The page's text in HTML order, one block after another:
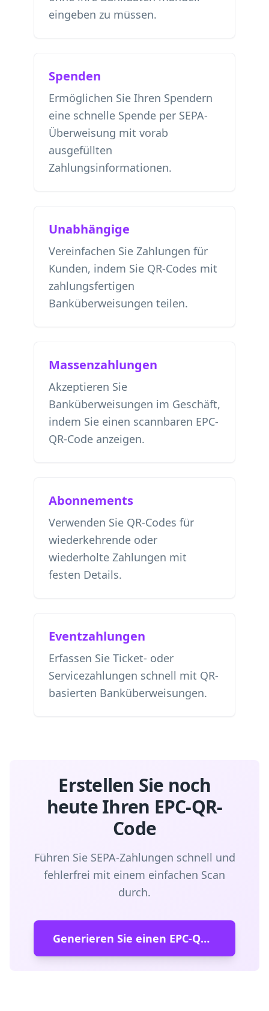
eingeben zu müssen.
Spenden
Ermöglichen Sie Ihren Spendern
eine schnelle Spende per SEPA-
Überweisung mit vorab
ausgefüllten
Zahlungsinformationen.
Unabhängige
Vereinfachen Sie Zahlungen für
Kunden, indem Sie QR-Codes mit
zahlungsfertigen
Banküberweisungen teilen.
Massenzahlungen
Akzeptieren Sie
Banküberweisungen im Geschäft,
indem Sie einen scannbaren EPC-
QR-Code anzeigen.
Abonnements
Verwenden Sie QR-Codes für
wiederkehrende oder
wiederholte Zahlungen mit
festen Details.
Eventzahlungen
Erfassen Sie Ticket- oder
Servicezahlungen schnell mit QR-
basierten Banküberweisungen.
Erstellen Sie noch
heute Ihren EPC-QR-
Code
Führen Sie SEPA-Zahlungen schnell und
fehlerfrei mit einem einfachen Scan
durch.
Generieren Sie einen EPC-QR-Code